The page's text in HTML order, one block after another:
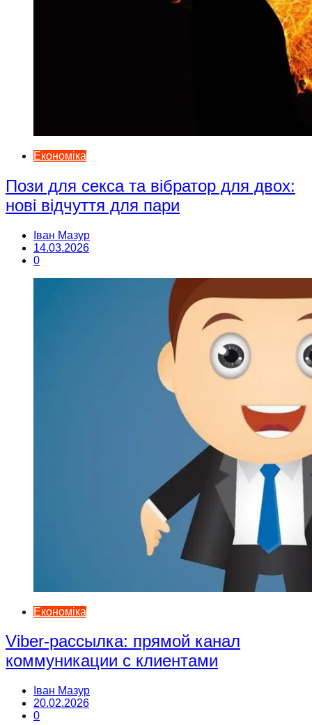
Економіка
Пози для секса та вібратор для двох:
нові відчуття для пари
Іван Мазур
14.03.2026
0
Економіка
Viber-рассылка: прямой канал
коммуникации с клиентами
Іван Мазур
20.02.2026
0